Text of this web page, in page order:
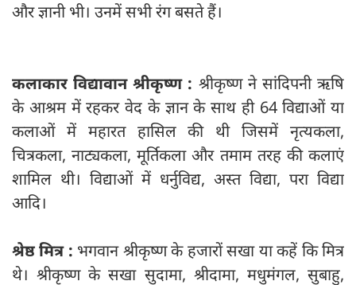
और ज्ञानी भी। उनमें सभी रंग बसते हैं।
कलाकार विद्यावान श्रीकृष्‍ण : श्रीकृष्‍ण ने सांदिपनी ऋषि
के आश्रम में रहकर वेद के ज्ञान के साथ ही 64 विद्याओं या
कलाओं में महारत हासिल की थी जिसमें नृत्यकला,
चित्रकला, नाट्यकला, मूर्तिकला और तमाम तरह की कलाएं
शामिल थी। विद्याओं में धर्नुविद्य, अस्त विद्या, परा विद्या
आदि।
श्रेष्ठ मित्र : भगवान श्रीकृष्ण के हजारों सखा या कहें कि मित्र
थे। श्रीकृष्ण के सखा सुदामा, श्रीदामा, मधुमंगल, सुबाहु,